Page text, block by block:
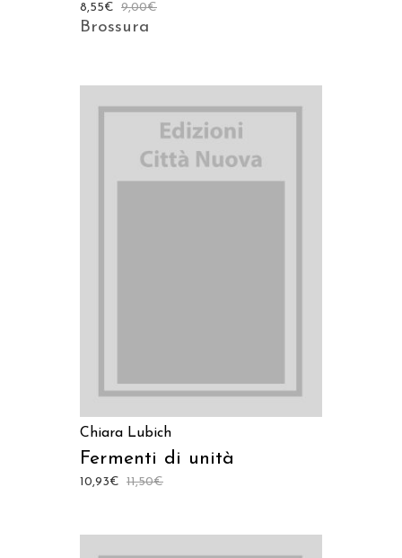
9,00€
8,55€
Brossura
Chiara Lubich
Fermenti di unità
11,50€
10,93€